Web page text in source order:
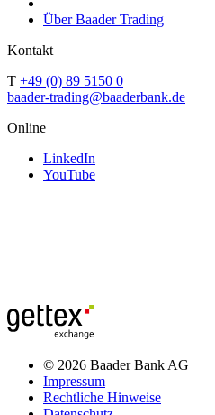
Über Baader Trading
Kontakt
T +49 (0) 89 5150 0
baader-trading@baaderbank.de
Online
LinkedIn
YouTube
© 2026 Baader Bank AG
Impressum
Rechtliche Hinweise